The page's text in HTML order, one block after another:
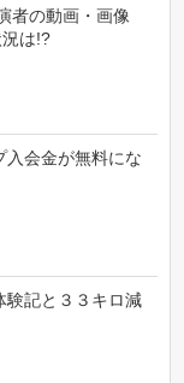
者の動画・画像
は!?
入会金が無料にな
験記と３３キロ減